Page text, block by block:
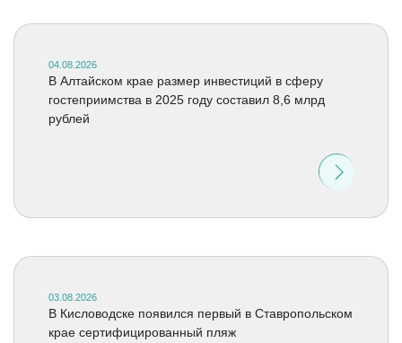
04.08.2026
В Алтайском крае размер инвестиций в сферу
гостеприимства в 2025 году составил 8,6 млрд
рублей
03.08.2026
В Кисловодске появился первый в Ставропольском
крае сертифицированный пляж